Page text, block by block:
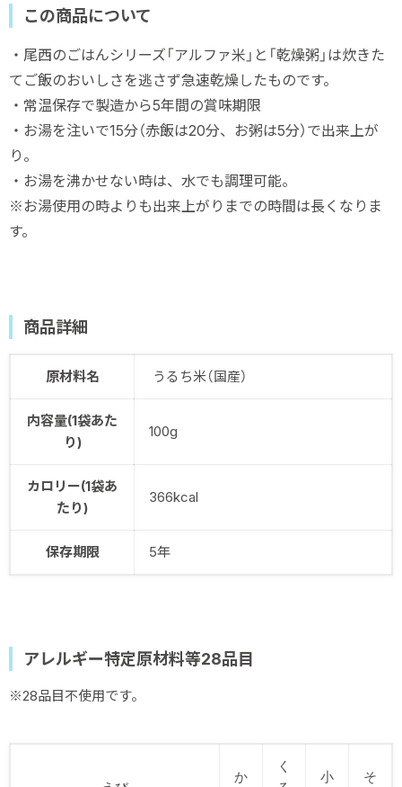
この商品について
・尾西のごはんシリーズ「アルファ米」と「乾燥粥」は炊きた
てご飯のおいしさを逃さず急速乾燥したものです。
・常温保存で製造から5年間の賞味期限
・お湯を注いで15分（赤飯は20分、お粥は5分）で出来上が
り。
・お湯を沸かせない時は、水でも調理可能。
※お湯使用の時よりも出来上がりまでの時間は長くなりま
す。
商品詳細
原材料名 うるち米（国産）
内容量(1袋あた
り)
100g
カロリー(1袋あ
たり)
366kcal
保存期限 5年
アレルギー特定原材料等28品目
※28品目不使用です。
か
く
小 そ